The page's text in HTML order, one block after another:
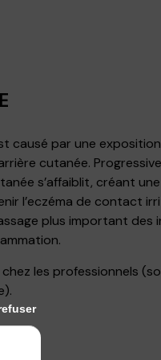
causé par une
cutanée.
s’affaiblit, créant
l’eczéma de contact
plus important des
les professionnels